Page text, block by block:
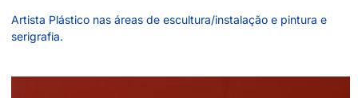
Artista Plástico nas áreas de escultura/instalação e pintura e
serigrafia.